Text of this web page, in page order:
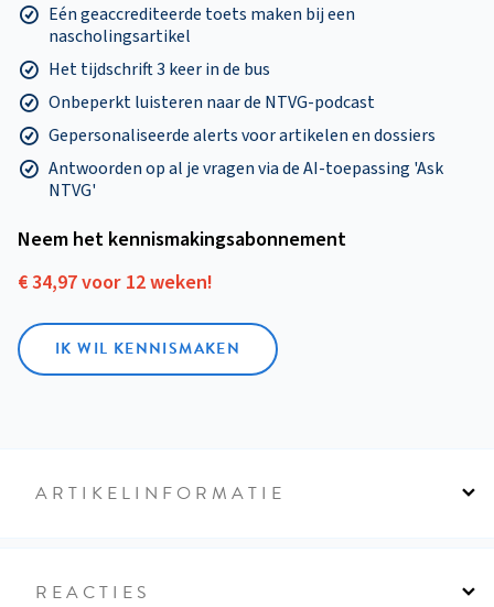
Eén geaccrediteerde toets maken bij een
nascholingsartikel
Het tijdschrift 3 keer in de bus
Onbeperkt luisteren naar de NTVG-podcast
Gepersonaliseerde alerts voor artikelen en dossiers
Antwoorden op al je vragen via de AI-toepassing 'Ask
NTVG'
Neem het kennismakings­abonnement
€ 34,97 voor 12 weken!
IK WIL KENNISMAKEN
ARTIKELINFORMATIE
REACTIES